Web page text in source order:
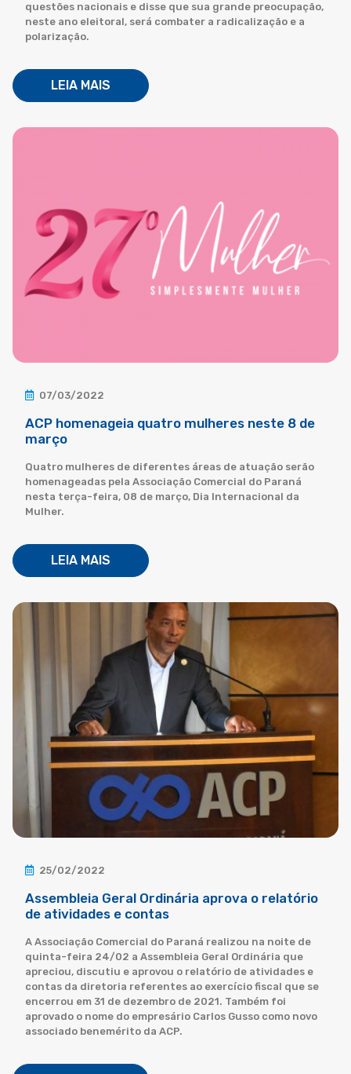
questões nacionais e disse que sua grande preocupação,
neste ano eleitoral, será combater a radicalização e a
polarização.
LEIA MAIS
07/03/2022
ACP homenageia quatro mulheres neste 8 de
março
Quatro mulheres de diferentes áreas de atuação serão
homenageadas pela Associação Comercial do Paraná
nesta terça-feira, 08 de março, Dia Internacional da
Mulher.
LEIA MAIS
25/02/2022
Assembleia Geral Ordinária aprova o relatório
de atividades e contas
A Associação Comercial do Paraná realizou na noite de
quinta-feira 24/02 a Assembleia Geral Ordinária que
apreciou, discutiu e aprovou o relatório de atividades e
contas da diretoria referentes ao exercício fiscal que se
encerrou em 31 de dezembro de 2021. Também foi
aprovado o nome do empresário Carlos Gusso como novo
associado benemérito da ACP.